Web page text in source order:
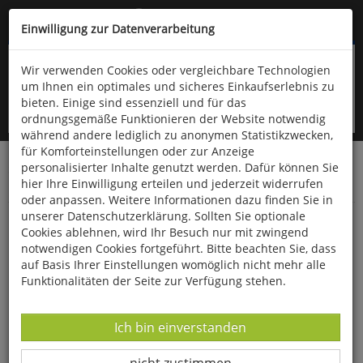
Kompletten Head der Seite überspringen
oder (06766) 9323-960
Startseite Bücher Downloads
Zeitschriften
SportPraxis
Der Herr der Ringe:
Einwilligung zur Datenverarbeitung
Wir verwenden Cookies oder vergleichbare Technologien
um Ihnen ein optimales und sicheres Einkaufserlebnis zu
bieten. Einige sind essenziell und für das
ordnungsgemäße Funktionieren der Website notwendig
während andere lediglich zu anonymen Statistikzwecken,
für Komforteinstellungen oder zur Anzeige
personalisierter Inhalte genutzt werden. Dafür können Sie
hier Ihre Einwilligung erteilen und jederzeit widerrufen
oder anpassen. Weitere Informationen dazu finden Sie in
unserer Datenschutzerklärung. Sollten Sie optionale
Cookies ablehnen, wird Ihr Besuch nur mit zwingend
notwendigen Cookies fortgeführt. Bitte beachten Sie, dass
auf Basis Ihrer Einstellungen womöglich nicht mehr alle
Funktionalitäten der Seite zur Verfügung stehen.
Datenverarbeitung -
Ich bin einverstanden